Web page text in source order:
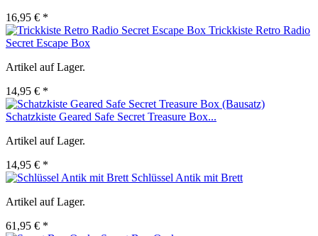
16,95 € *
Trickkiste Retro Radio
Secret Escape Box
Artikel auf Lager.
14,95 € *
Schatzkiste Geared Safe Secret Treasure Box...
Artikel auf Lager.
14,95 € *
Schlüssel Antik mit Brett
Artikel auf Lager.
61,95 € *